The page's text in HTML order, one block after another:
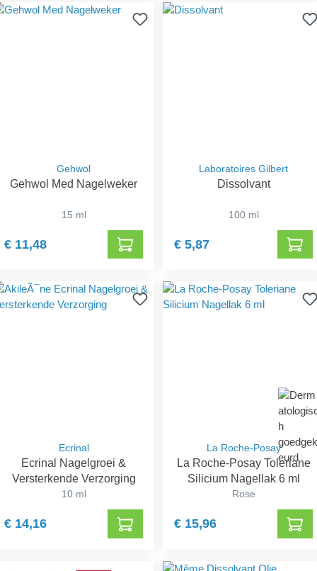
Gehwol
Gehwol Med Nagelweker
15 ml
€ 11,48
Laboratoires Gilbert
Dissolvant
100 ml
€ 5,87
Ecrinal
Ecrinal Nagelgroei &
Versterkende Verzorging
10 ml
€ 14,16
La Roche-Posay
La Roche-Posay Toleriane
Silicium Nagellak 6 ml
Rose
€ 15,96